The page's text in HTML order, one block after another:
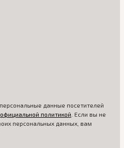
данные посетителей
официальной политикой . Если вы не
персональных данных, вам